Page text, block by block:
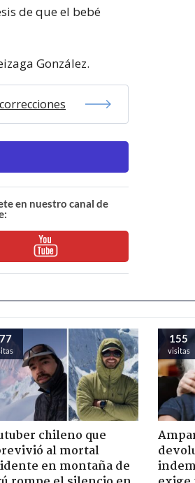
de que el bebé
González.
en nuestro canal de
chileno que
al mortal
en montaña de
155
visitas